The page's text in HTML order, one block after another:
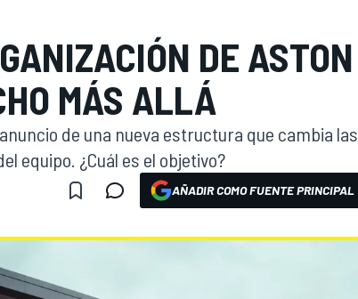
DE ASTON
MÁS ALLÁ
de una nueva estructura que cambia las
equipo. ¿Cuál es el objetivo?
AÑADIR COMO FUENTE PRINCIPAL